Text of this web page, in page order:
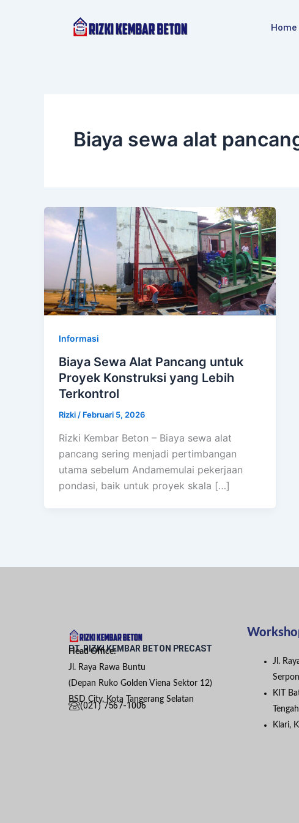
Home
Biaya sewa alat
Informasi
Biaya Sewa Alat Pancang untuk
Proyek Konstruksi yang Lebih
Terkontrol
Rizki/ Februari 5, 2026
Rizki Kembar Beton – Biaya sewa alat
pancang sering menjadi pertimbangan
utama sebelum Andamemulai pekerjaan
pondasi, baik untuk proyek skala […]
PT. RIZKI KEMBAR BETON PRECAST
Head Office:
Jl. Raya Rawa Buntu
(Depan Ruko Golden Viena Sektor 12)
BSD City, Kota Tangerang Selatan
(021) 7567-1006
Jl.
KIT
Tengah
Klari,